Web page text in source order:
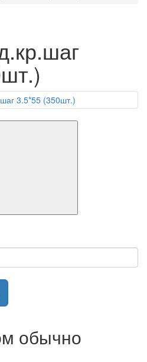
обычно